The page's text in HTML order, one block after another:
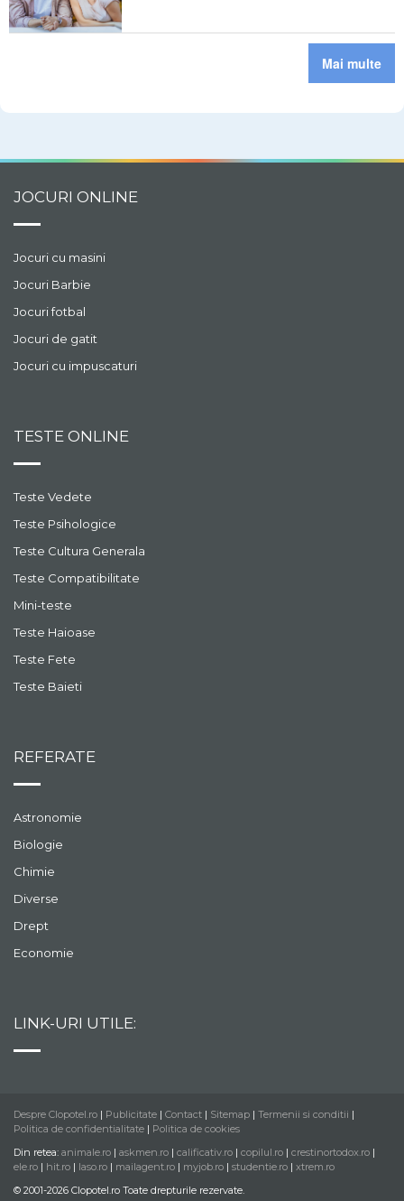
Mai multe
JOCURI ONLINE
Jocuri cu masini
Jocuri Barbie
Jocuri fotbal
Jocuri de gatit
Jocuri cu impuscaturi
TESTE ONLINE
Teste Vedete
Teste Psihologice
Teste Cultura Generala
Teste Compatibilitate
Mini-teste
Teste Haioase
Teste Fete
Teste Baieti
REFERATE
Astronomie
Biologie
Chimie
Diverse
Drept
Economie
LINK-URI UTILE:
Despre Clopotel.ro | Publicitate | Contact | Sitemap | Termenii si conditii |
Politica de confidentialitate | Politica de cookies
Din retea: animale.ro | askmen.ro | calificativ.ro | copilul.ro | crestinortodox.ro |
ele.ro | hit.ro | laso.ro | mailagent.ro | myjob.ro | studentie.ro | xtrem.ro
© 2001-2026 Clopotel.ro Toate drepturile rezervate.